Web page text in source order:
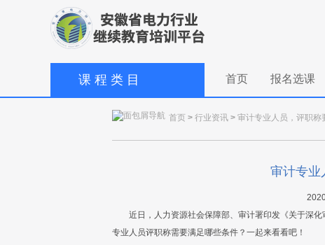
课 程 类 目 首页 报名选课
首页 > 行业资讯 > 审计专业人员，评职称
审计专业
近日，人力资源社会保障部、审计署印发《关于深
专业人员评职称需要满足哪些条件？一起来看看吧！